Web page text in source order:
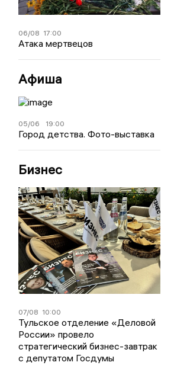
06/08 17:00
Атака мертвецов
Афиша
05/06 19:00
Город детства. Фото-выставка
Бизнес
07/08 10:00
Тульское отделение «Деловой
России» провело
стратегический бизнес-завтрак
с депутатом Госдумы